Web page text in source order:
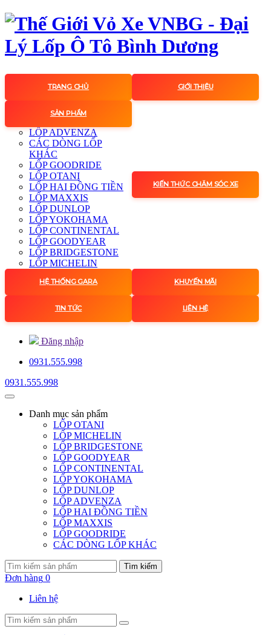
TRANG CHỦ GIỚI THIỆU
SẢN PHẨM
LỐP ADVENZA
CÁC DÒNG LỐP
KHÁC
LỐP GOODRIDE
LỐP OTANI
LỐP HAI ĐỒNG TIỀN
LỐP MAXXIS
LỐP DUNLOP
LỐP YOKOHAMA
LỐP CONTINENTAL
LỐP GOODYEAR
LỐP BRIDGESTONE
LỐP MICHELIN
KIẾN THỨC CHĂM SÓC XE
HỆ THỐNG GARA KHUYẾN MÃI
TIN TỨC LIÊN HỆ
Đăng nhập
0931.555.998
0931.555.998
Danh mục sản phẩm
LỐP OTANI
LỐP MICHELIN
LỐP BRIDGESTONE
LỐP GOODYEAR
LỐP CONTINENTAL
LỐP YOKOHAMA
LỐP DUNLOP
LỐP ADVENZA
LỐP HAI ĐỒNG TIỀN
LỐP MAXXIS
LỐP GOODRIDE
CÁC DÒNG LỐP KHÁC
Tìm kiếm
Đơn hàng 0
Liên hệ